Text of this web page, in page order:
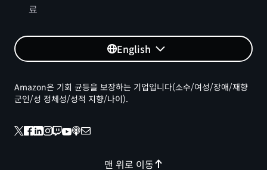
료
English
맨 위로 이동
Amazon은 기회 균등을 보장하는 기업입니다(소수/여성/장애/재향
군인/성 정체성/성적 지향/나이).